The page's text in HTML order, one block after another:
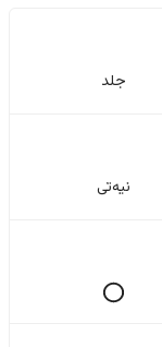
جلد
نیەتی